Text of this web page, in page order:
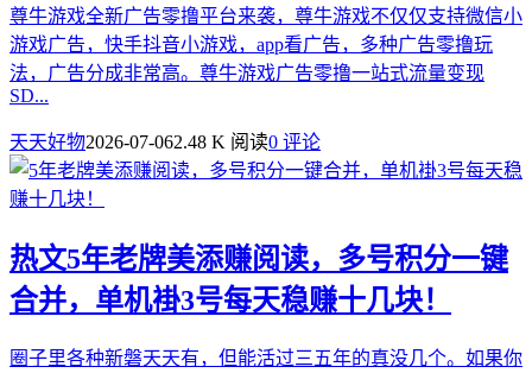
尊牛游戏全新广告零撸平台来袭，尊牛游戏不仅仅支持微信小
游戏广告，快手抖音小游戏，app看广告，多种广告零撸玩
法，广告分成非常高。尊牛游戏广告零撸一站式流量变现
SD...
天天好物2026-07-062.48 K 阅读0 评论
热文5年老牌美添赚阅读，多号积分一键
合并，单机褂3号每天稳赚十几块！
圈子里各种新磐天天有，但能活过三五年的真没几个。如果你